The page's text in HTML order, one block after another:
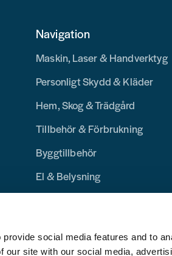
social media features and to
our site with our social media,
Navigation
Maskin, Laser & Handverktyg
Personligt Skydd & Kläder
Hem, Skog & Trädgård
Tillbehör & Förbrukning
Byggtillbehör
El & Belysning